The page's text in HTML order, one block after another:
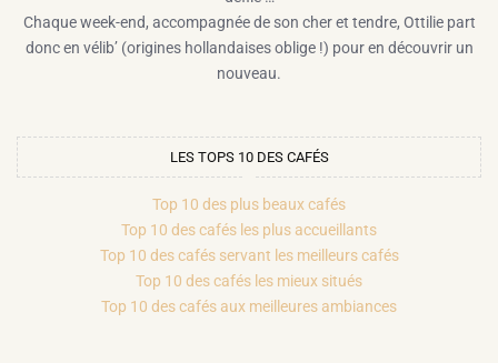
Chaque week-end, accompagnée de son cher et tendre, Ottilie part
donc en vélib’ (origines hollandaises oblige !) pour en découvrir un
nouveau.
LES TOPS 10 DES CAFÉS
Top 10 des plus beaux cafés
Top 10 des cafés les plus accueillants
Top 10 des cafés servant les meilleurs cafés
Top 10 des cafés les mieux situés
Top 10 des cafés aux meilleures ambiances